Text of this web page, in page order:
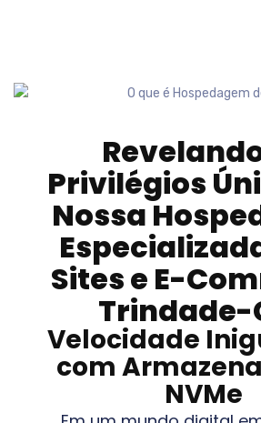
Privilégios
Nossa
Sites e E-
Trindade-
Velocidade
com
NVMe